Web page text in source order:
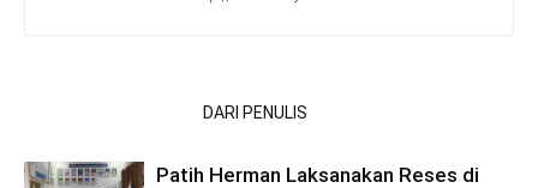
DARI PENULIS
Patih Herman Laksanakan Reses di